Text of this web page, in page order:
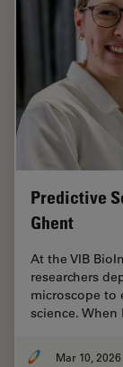
Predictive
Ghent
At the VIB
researchers
microscope to
science. When
Mar 10, 2026